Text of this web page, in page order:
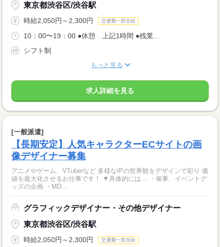
東京都渋谷区/渋谷駅
時給2,050円～2,300円 交通費一部支給
10：00〜19：00 ●休憩 上記1時間 ●残業...
シフト制
もっと見る
求人詳細を見る
[一般派遣]
【長期安定】人気キャラクターECサイトの画
像デザイナー募集
アニメやゲーム、VTuberなど 多様なIPの世界観をデザインで彩り 価
値を最大化させるお仕事です！ ▼具体的には… ・催事、イベントグ
ッズの企画 ・MD...
グラフィックデザイナー・その他デザイナー
東京都渋谷区/渋谷駅
時給2,050円～2,300円 交通費一部支給